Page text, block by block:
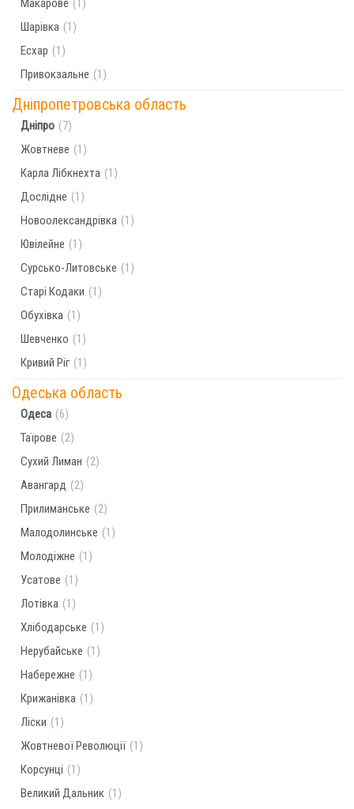
Макарове (1)
Шарівка (1)
Есхар (1)
Привокзальне (1)
Дніпропетровська область
Дніпро (7)
Жовтневе (1)
Карла Лібкнехта (1)
Дослідне (1)
Новоолександрівка (1)
Ювілейне (1)
Сурсько-Литовське (1)
Старі Кодаки (1)
Обухівка (1)
Шевченко (1)
Кривий Ріг (1)
Одеська область
Одеса (6)
Таїрове (2)
Сухий Лиман (2)
Авангард (2)
Прилиманське (2)
Малодолинське (1)
Молодіжне (1)
Усатове (1)
Лотівка (1)
Хлібодарське (1)
Нерубайське (1)
Набережне (1)
Крижанівка (1)
Ліски (1)
Жовтневої Революції (1)
Корсунці (1)
Великий Дальник (1)